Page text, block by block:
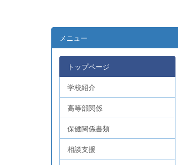
メニュー
トップページ
学校紹介
高等部関係
保健関係書類
相談支援